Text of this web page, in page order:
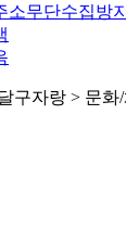
소무단수집방
구자랑 > 문